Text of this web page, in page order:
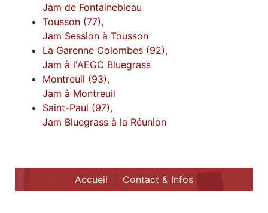
Jam de Fontainebleau
Tousson (77),
Jam Session à Tousson
La Garenne Colombes (92),
Jam à l'AEGC Bluegrass
Montreuil (93),
Jam à Montreuil
Saint-Paul (97),
Jam Bluegrass à la Réunion
Accueil Contact & Infos